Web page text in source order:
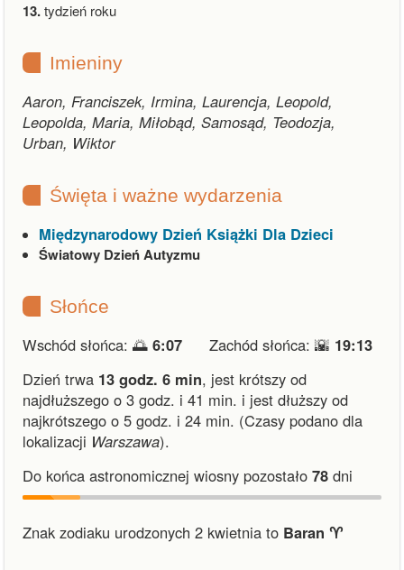
13.tydzień roku
Imieniny
Aaron, Franciszek, Irmina, Laurencja, Leopold,
Leopolda, Maria, Miłobąd, Samosąd, Teodozja,
Urban, Wiktor
Święta i ważne wydarzenia
Międzynarodowy Dzień Książki Dla Dzieci
Światowy Dzień Autyzmu
Słońce
Wschód słońca: 🌅 6:07 Zachód słońca: 🌇 19:13
Dzień trwa 13 godz. 6 min, jest krótszy od
najdłuższego o 3 godz. i 41 min. i jest dłuższy od
najkrótszego o 5 godz. i 24 min. (Czasy podano dla
lokalizacji Warszawa).
Do końca astronomicznej wiosny pozostało 78 dni
Znak zodiaku urodzonych 2 kwietnia to Baran ♈︎